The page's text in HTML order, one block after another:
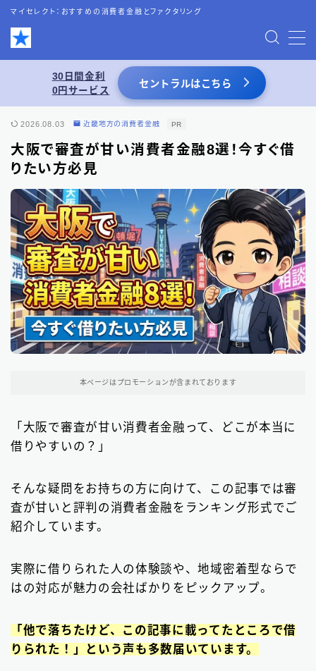
マイセレクト：おすすめの消費者金融とファクタリング
MENU
お問い合わせ
特定商取引法表記
運営者情報
あわせて読みたい
スーパーブラックでも借りれる5chの情報を
活用した借入術まとめ
東京都の消費者金融 31
大阪府の消費者金融 7
関東地方の消費者金融
中部地方の消費者金融
近畿地方の消費者金融 28
九州地方の消費者金融 34
ビジネスローン 2
30日間金利
0円サービス
セントラルはこちら
2026.08.03 近畿地方の消費者金融 PR
大阪で審査が甘い消費者金融8選！今すぐ借
りたい方必見
本ページはプロモーションが含まれております
「大阪で審査が甘い消費者金融って、どこが本当に
借りやすいの？」
そんな疑問をお持ちの方に向けて、この記事では審
査が甘いと評判の消費者金融をランキング形式でご
紹介しています。
実際に借りられた人の体験談や、地域密着型ならで
はの対応が魅力の会社ばかりをピックアップ。
「他で落ちたけど、この記事に載ってたところで借
りられた！」という声も多数届いています。